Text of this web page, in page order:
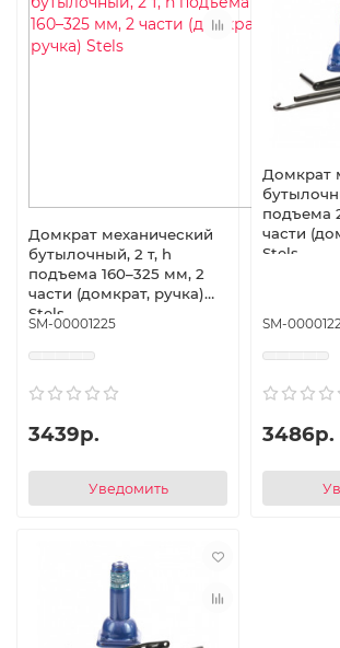
Домкрат механический
бутылочный, 2 т, h
подъема 160–325 мм, 2
части (домкрат, ручка)
Stels
SM-00001225
3439р.
Уведомить
Домкрат
подъема
части
Stels
SM-
3486р.